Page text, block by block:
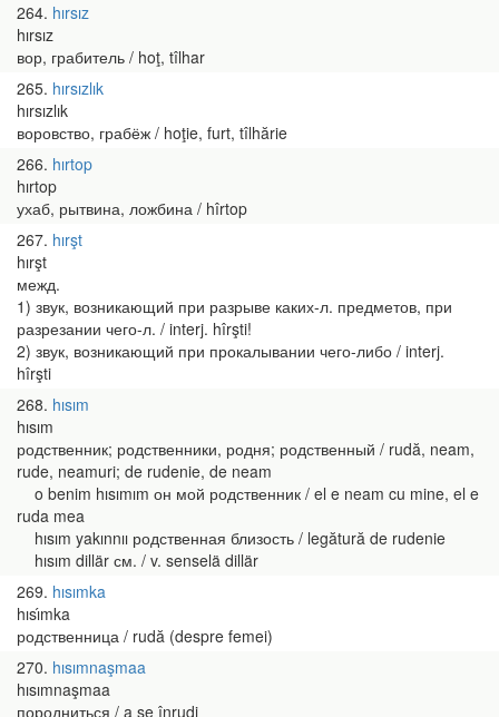
264 hırsız
hırsız
вор, грабитель / hoţ, tîlhar
265 hırsızlık
hırsızlık
воровство, грабёж / hoţie, furt, tîlhărie
266 hırtop
hırtop
ухаб, рытвина, ложбина / hîrtop
267 hırşt
hırşt
межд.
1) звук, возникающий при разрыве каких-л. предметов, при
разрезании чего-л. / interj. hîrşti!
2) звук, возникающий при прокалывании чего-либо / interj.
hîrşti
268 hısım
hısım
родственник; родственники, родня; родственный / rudă, neam,
rude, neamuri; de rudenie, de neam
o benim hısımım он мой родственник / el e neam cu mine, el e
ruda mea
hısım yakınnıı родственная близость / legătură de rudenie
hısım dillär см. / v. senselä dillär
269 hısımka
hısı́mka
родственница / rudă (despre femei)
270 hısımnaşmaa
hısımnaşmaa
породниться / a se înrudi